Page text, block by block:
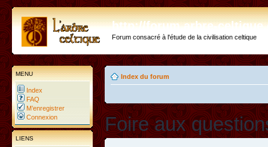
http://forum.arbre-
Forum consacré à l'étude de la civilisation celtique
MENU
Index
FAQ
M’enregistrer
Connexion
LIENS
Index du forum
Foire aux